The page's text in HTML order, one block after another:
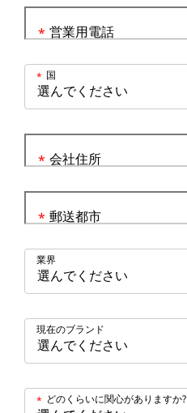
営業用電話
*
国
*
会社住所
*
郵送都市
*
業界
現在のブランド
どのくらいに関心がありますか?
*